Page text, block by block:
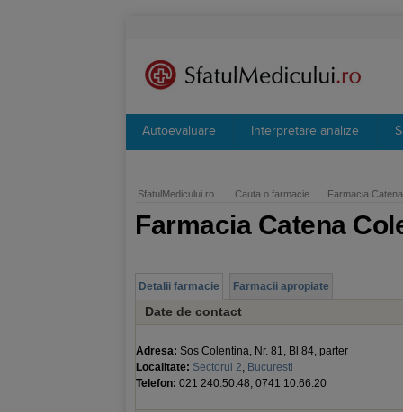
Autoevaluare Interpretare analize
SfatulMedicului.ro Cauta o farmacie Farmacia
Farmacia Catena
Detalii farmacie Farmacii apropiate
Date de contact
Adresa: Sos Colentina, Nr. 81, Bl 84, parter
Localitate: Sectorul 2, Bucuresti
Telefon: 021 240.50.48, 0741 10.66.20